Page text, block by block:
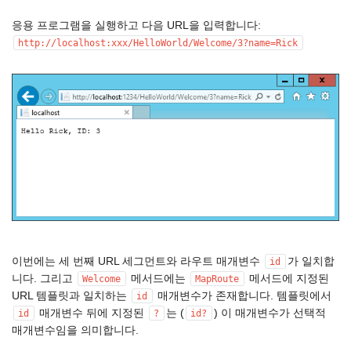
응용 프로그램을 실행하고 다음 URL을 입력합니다:
http://localhost:xxx/HelloWorld/Welcome/3?name=Rick
이번에는 세 번째 URL 세그먼트와 라우트 매개변수 id
가 일치합
니다. 그리고
Welcome 메서드에는 MapRoute
메서드에 지정된
URL 템플릿과 일치하는
id 매개변수가 존재합니다. 템플릿에서
id 매개변수 뒤에 지정된 ? 는 ( id?
) 이 매개변수가 선택적
매개변수임을 의미합니다.